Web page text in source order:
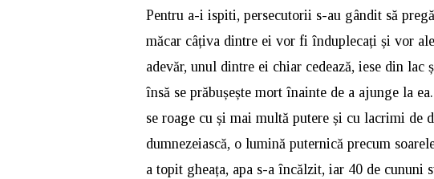
Pentru a-i ispiti, persecutorii s-au gândit să
măcar câțiva dintre ei vor fi înduplecați și vor
adevăr, unul dintre ei chiar cedează, iese din lac
însă se prăbușește mort înainte de a ajunge la
se roage cu și mai multă putere și cu lacrimi de
dumnezeiască, o lumină puternică precum
a topit gheața, apa s-a încălzit, iar 40 de cununi